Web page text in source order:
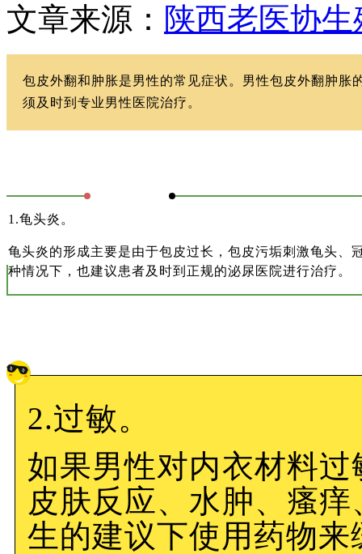
文章来源： 陕西老医协
包皮外翻和肿胀是男性的常见症状。男性包皮外翻肿
须及时到专业男性医院治疗。
1.龟头炎。
龟头炎的形成主要是由于包皮过长，包皮污垢刺激龟头
种情况下，也建议患者及时到正规的泌尿医院进行治疗。
2.过敏。
如果男性对内衣材料
皮肤反应、水肿、瘙
生的建议下使用药物来